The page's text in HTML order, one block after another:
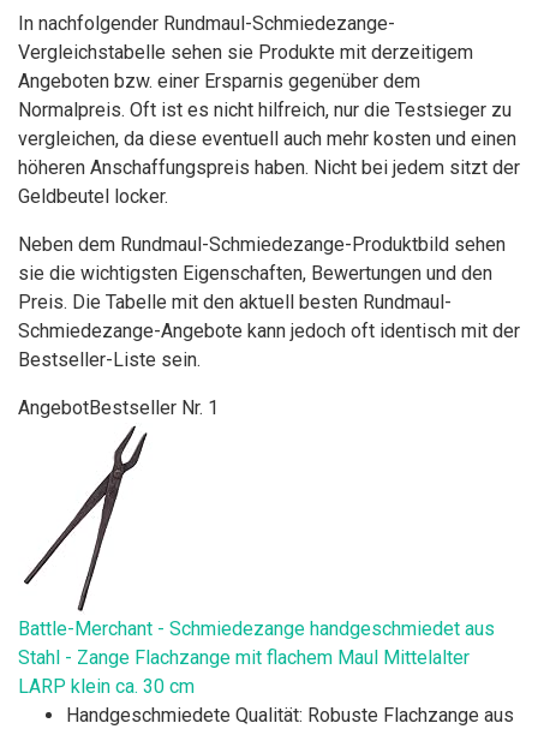
In nachfolgender Rundmaul-Schmiedezange-
Vergleichstabelle sehen sie Produkte mit derzeitigem
Angeboten bzw. einer Ersparnis gegenüber dem
Normalpreis. Oft ist es nicht hilfreich, nur die Testsieger zu
vergleichen, da diese eventuell auch mehr kosten und einen
höheren Anschaffungspreis haben. Nicht bei jedem sitzt der
Geldbeutel locker.
Neben dem Rundmaul-Schmiedezange-Produktbild sehen
sie die wichtigsten Eigenschaften, Bewertungen und den
Preis. Die Tabelle mit den aktuell besten Rundmaul-
Schmiedezange-Angebote kann jedoch oft identisch mit der
Bestseller-Liste sein.
AngebotBestseller Nr. 1
Battle-Merchant - Schmiedezange handgeschmiedet aus
Stahl - Zange Flachzange mit flachem Maul Mittelalter
LARP klein ca. 30 cm
Handgeschmiedete Qualität: Robuste Flachzange aus